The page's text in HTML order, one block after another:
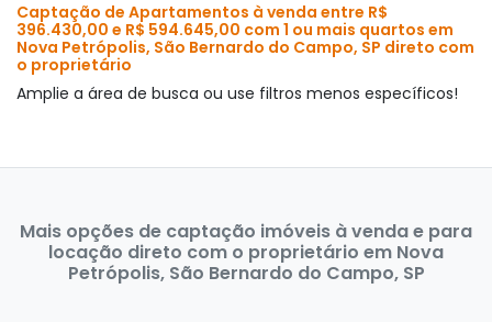
Captação de Apartamentos à venda entre R$
396.430,00 e R$ 594.645,00 com 1 ou mais quartos em
Nova Petrópolis, São Bernardo do Campo, SP direto com
o proprietário
Amplie a área de busca ou use filtros menos específicos!
Mais opções de captação imóveis à venda e para
locação direto com o proprietário em Nova
Petrópolis, São Bernardo do Campo, SP